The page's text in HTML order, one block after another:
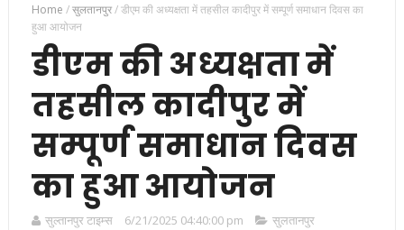
Home /सुलतानपुर/डीएम की अध्यक्षता में तहसील कादीपुर में सम्पूर्ण समाधान दिवस का
हुआ आयोजन
डीएम की अध्यक्षता में
तहसील कादीपुर में
सम्पूर्ण समाधान दिवस
का हुआ आयोजन
सुल्तानपुर टाइम्स 6/21/2025 04:40:00 pm सुलतानपुर